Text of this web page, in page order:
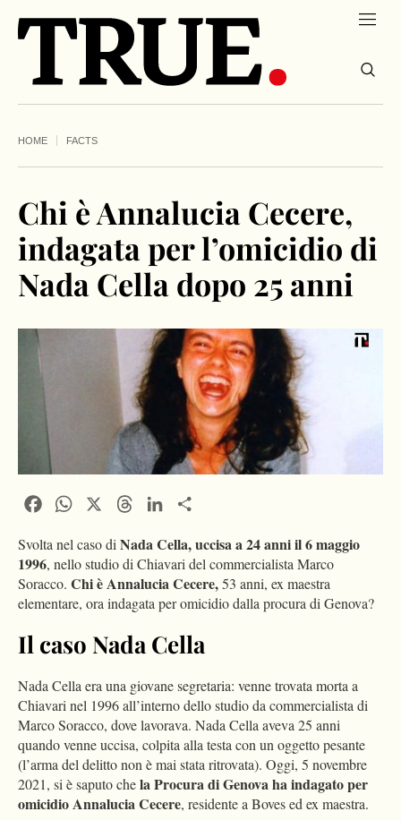
HOME FACTS
Chi è Annalucia Cecere,
indagata per l’omicidio di
Nada Cella dopo 25 anni
FacebookWhatsApp ThreadsLinkedIn
Svolta nel caso di Nada Cella, uccisa a 24 anni il 6 maggio
1996, nello studio di Chiavari del commercialista Marco
Soracco. Chi è Annalucia Cecere,53 anni, ex maestra
elementare, ora indagata per omicidio dalla procura di Genova?
Il caso Nada Cella
Nada Cella era una giovane segretaria: venne trovata morta a
Chiavari nel 1996 all’interno dello studio da commercialista di
Marco Soracco, dove lavorava. Nada Cella aveva 25 anni
quando venne uccisa, colpita alla testa con un oggetto pesante
(l’arma del delitto non è mai stata ritrovata). Oggi, 5 novembre
2021, si è saputo chela Procura di Genova ha indagato per
omicidio Annalucia Cecere, residente a Boves ed ex maestra.